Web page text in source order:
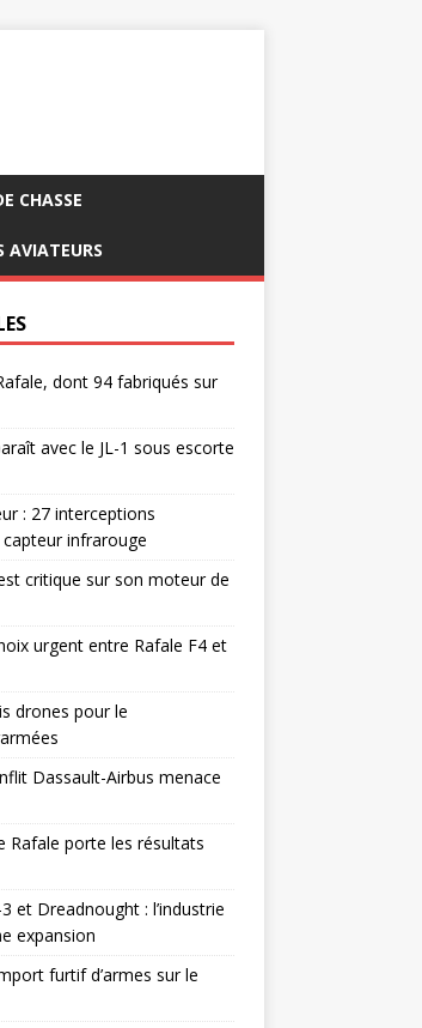
CHASSE
AVIATEURS
dont 94 fabriqués sur
avec le JL-1 sous escorte
: 27 interceptions
infrarouge
critique sur son moteur de
urgent entre Rafale F4 et
drones pour le
Dassault-Airbus menace
Rafale porte les résultats
et Dreadnought : l’industrie
expansion
furtif d’armes sur le